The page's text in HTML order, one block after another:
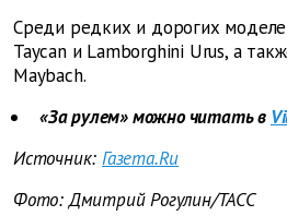
Среди редких и дорогих
Taycan и Lamborghini Urus, а
Maybach.
«За рулем» можно читать в
Источник: Газета.Ru
Фото: Дмитрий Рогулин/ТАСС